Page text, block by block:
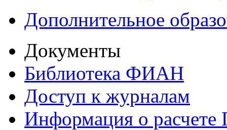
Дополнительное
Документы
Библиотека ФИАН
Доступ к журналам
Информация о